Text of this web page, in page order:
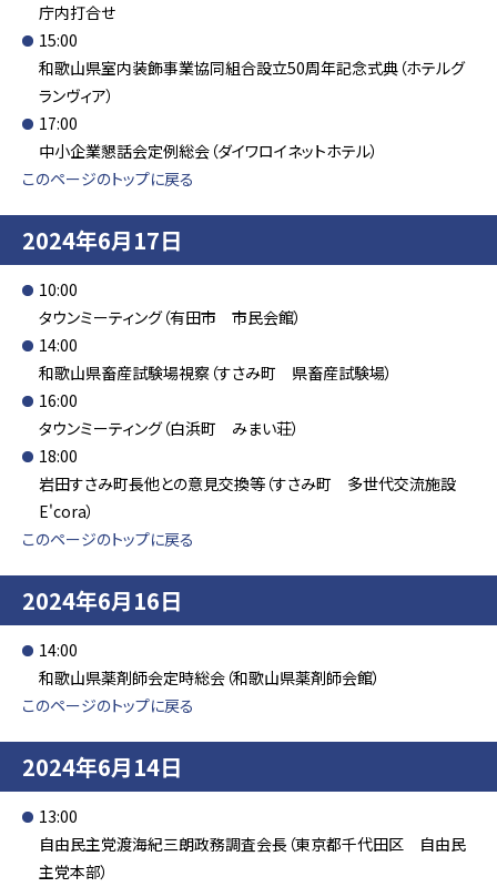
庁内打合せ
15:00
和歌山県室内装飾事業協同組合設立50周年記念式典（ホテルグ
ランヴィア）
17:00
中小企業懇話会定例総会（ダイワロイネットホテル）
このページのトップに戻る
2024年6月17日
10:00
タウンミーティング（有田市 市民会館）
14:00
和歌山県畜産試験場視察（すさみ町 県畜産試験場）
16:00
タウンミーティング（白浜町 みまい荘）
18:00
岩田すさみ町長他との意見交換等（すさみ町 多世代交流施設
E'cora）
このページのトップに戻る
2024年6月16日
14:00
和歌山県薬剤師会定時総会（和歌山県薬剤師会館）
このページのトップに戻る
2024年6月14日
13:00
自由民主党渡海紀三朗政務調査会長（東京都千代田区 自由民
主党本部）